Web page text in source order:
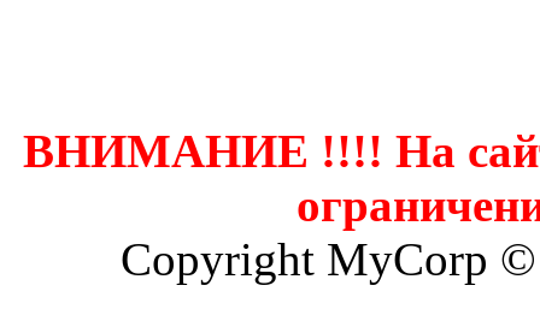
ВНИМАНИЕ !!!! На
Copyright MyCorp